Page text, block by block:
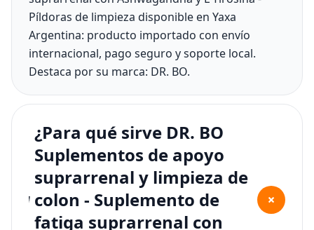
Píldoras de limpieza disponible en Yaxa
Argentina: producto importado con envío
internacional, pago seguro y soporte local.
Destaca por su marca: DR. BO.
¿Para qué sirve DR. BO
Suplementos de apoyo
suprarrenal y limpieza de
colon - Suplemento de
fatiga suprarrenal con
+